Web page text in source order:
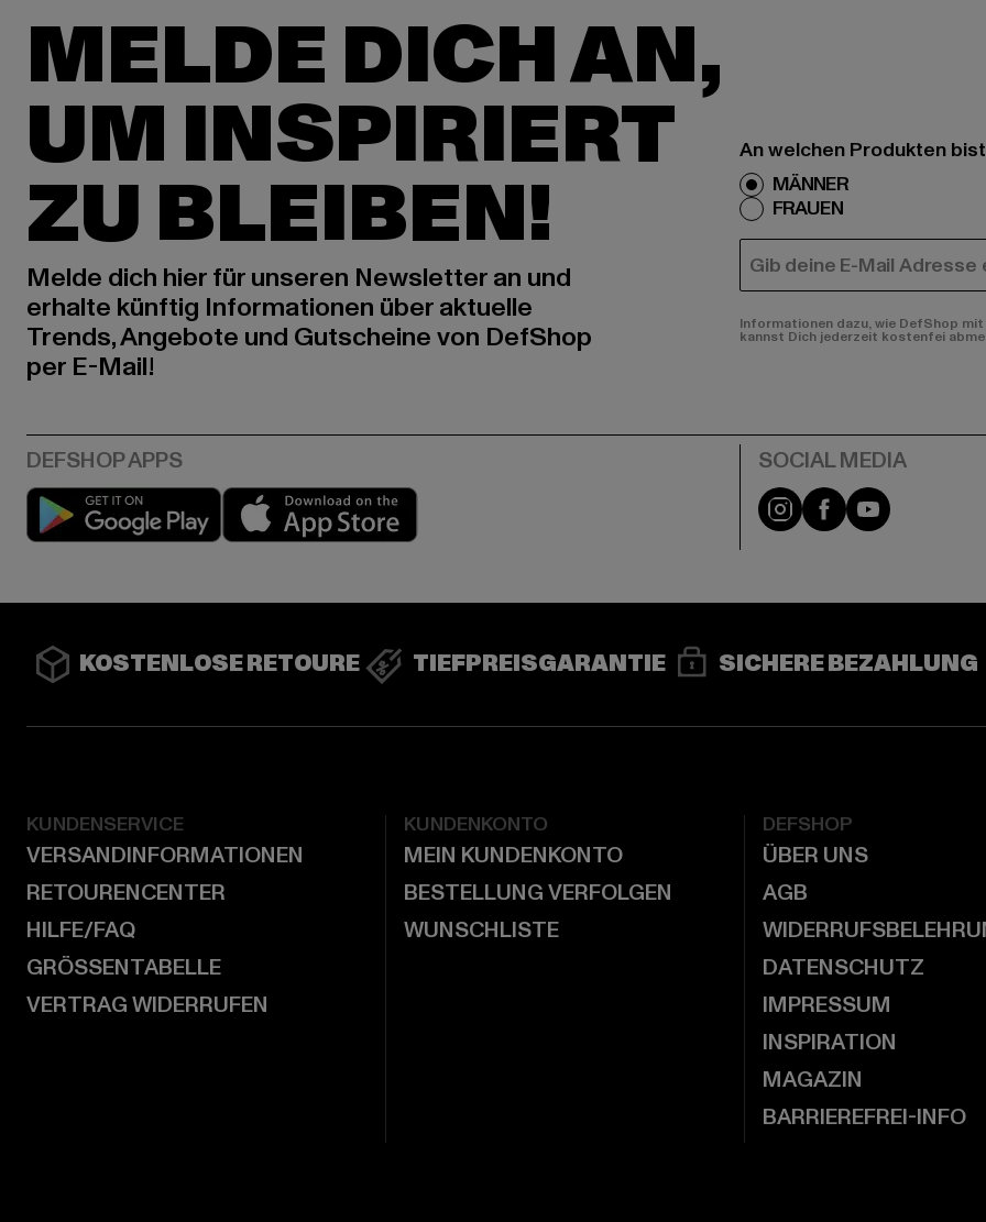
MELDE DICH AN,
UM INSPIRIERT
ZU BLEIBEN!
Melde dich hier für unseren Newsletter an und
erhalte künftig Informationen über aktuelle
Trends, Angebote und Gutscheine von DefShop
per E-Mail!
An welchen Produkten
MÄNNER
FRAUEN
E-MAIL
Informationen dazu, wie DefShop
kannst Dich jederzeit kostenfei
Play market Instagram
FacebookYouTube
KOSTENLOSE RETOURE TIEFPREISGARANTIE SICHERE BEZAHLUNG
KUNDENSERVICE
VERSANDINFORMATIONEN
RETOURENCENTER
HILFE/FAQ
GRÖSSENTABELLE
VERTRAG WIDERRUFEN
KUNDENKONTO
MEIN KUNDENKONTO
BESTELLUNG VERFOLGEN
WUNSCHLISTE
DEFSHOP
ÜBER UNS
AGB
DATENSCHUTZ
IMPRESSUM
INSPIRATION
MAGAZIN
BARRIEREFREI-INFO